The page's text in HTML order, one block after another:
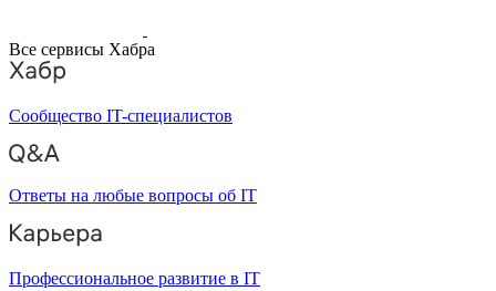
Все сервисы Хабра
Сообщество IT-специалистов
Ответы на любые вопросы об IT
Профессиональное развитие в IT